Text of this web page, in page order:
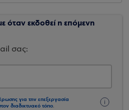
όταν εκδοθεί η επόμενη
σας:
για την επεξεργασία
διαδικτυακό τόπο.